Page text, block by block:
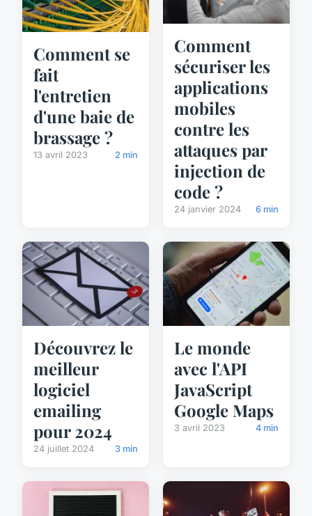
Comment se
fait
l'entretien
d'une baie de
brassage ?
13 avril 2023 2 min
Comment
sécuriser les
applications
mobiles
contre les
attaques par
injection de
code ?
24 janvier 2024 6 min
Découvrez le
meilleur
logiciel
emailing
pour 2024
24 juillet 2024 3 min
Le monde
avec l'API
JavaScript
Google Maps
3 avril 2023 4 min